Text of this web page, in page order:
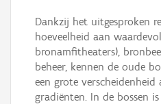
Dankzij het uitgesproken
hoeveelheid aan
bronamfitheaters),
beheer, kennen de oude
een grote verscheidenheid
gradiënten. In de bossen